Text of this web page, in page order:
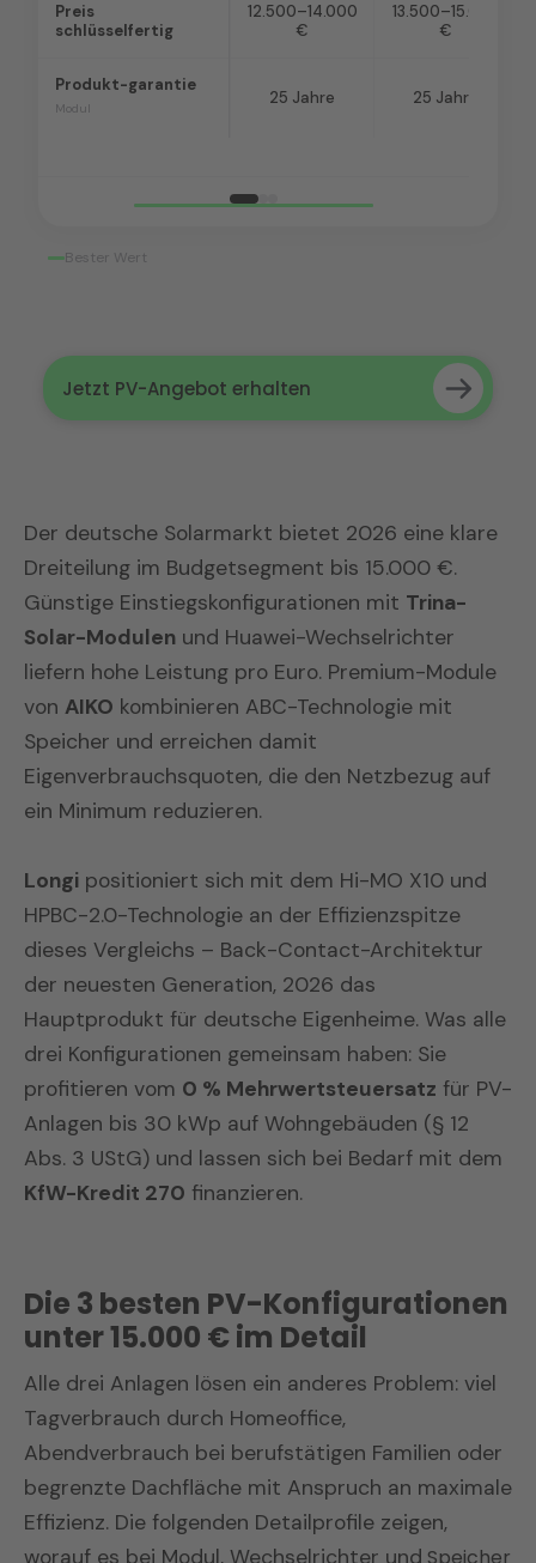
Preis
schlüsselfertig
Produkt-garantie
Modul
12.500–14.000
€
25 Jahre
13.500–15.000
€
25 Jahre
Bester Wert
Jetzt PV-Angebot erhalten
Der deutsche Solarmarkt bietet 2026 eine klare
Dreiteilung im Budgetsegment bis 15.000 €.
Günstige Einstiegskonfigurationen mit Trina-
Solar-Modulen und Huawei-Wechselrichter
liefern hohe Leistung pro Euro. Premium-Module
von AIKO kombinieren ABC-Technologie mit
Speicher und erreichen damit
Eigenverbrauchsquoten, die den Netzbezug auf
ein Minimum reduzieren.
Longi positioniert sich mit dem Hi-MO X10 und
HPBC-2.0-Technologie an der Effizienzspitze
dieses Vergleichs – Back-Contact-Architektur
der neuesten Generation, 2026 das
Hauptprodukt für deutsche Eigenheime. Was alle
drei Konfigurationen gemeinsam haben: Sie
profitieren vom 0 % Mehrwertsteuersatz für PV-
Anlagen bis 30 kWp auf Wohngebäuden (§ 12
Abs. 3 UStG) und lassen sich bei Bedarf mit dem
KfW-Kredit 270 finanzieren.
Die 3 besten PV-Konfigurationen
unter 15.000 € im Detail
Alle drei Anlagen lösen ein anderes Problem: viel
Tagverbrauch durch Homeoffice,
Abendverbrauch bei berufstätigen Familien oder
begrenzte Dachfläche mit Anspruch an maximale
Effizienz. Die folgenden Detailprofile zeigen,
worauf es bei Modul, Wechselrichter und